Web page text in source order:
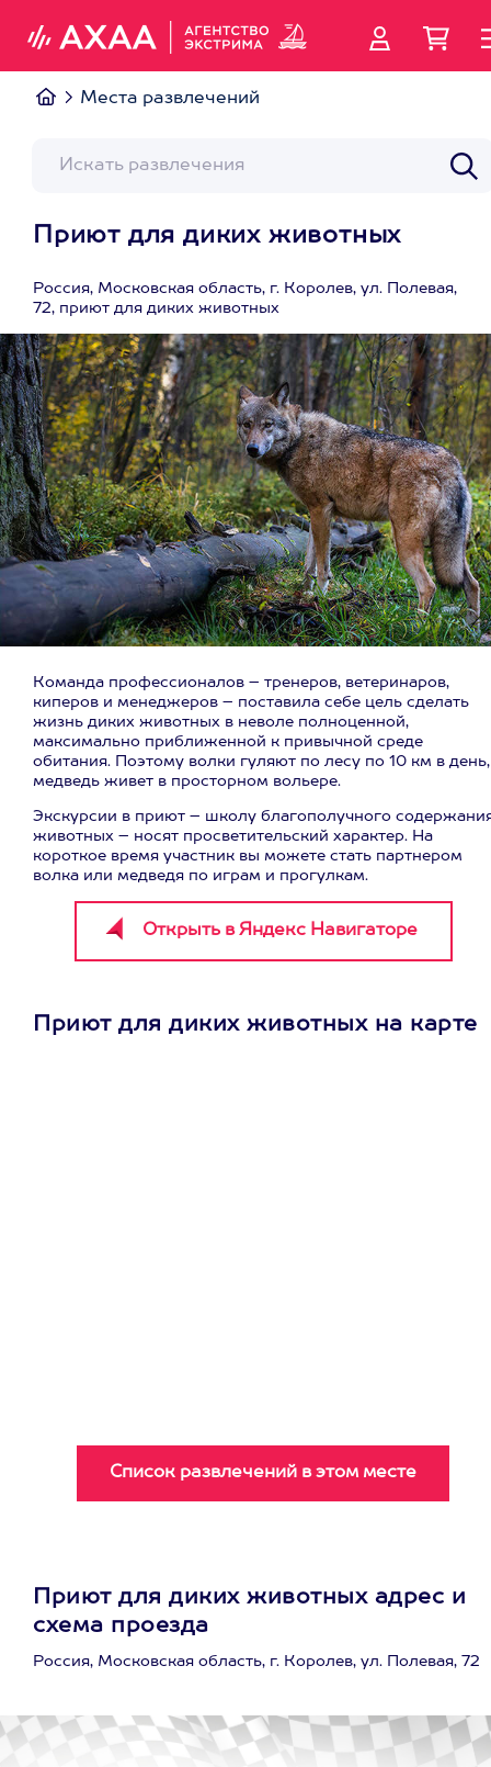
Места развлечений
Приют для диких животных
Россия, Московская область, г. Королев, ул. Полевая,
72, приют для диких животных
Команда профессионалов – тренеров, ветеринаров,
киперов и менеджеров – поставила себе цель сделать
жизнь диких животных в неволе полноценной,
максимально приближенной к привычной среде
обитания. Поэтому волки гуляют по лесу по 10 км в
медведь живет в просторном вольере.
Экскурсии в приют – школу благополучного
животных – носят просветительский характер. На
короткое время участник вы можете стать партнером
волка или медведя по играм и прогулкам.
Приют для диких животных на карте
Приют для диких животных адрес и
схема проезда
Россия, Московская область, г. Королев, ул. Полевая, 72